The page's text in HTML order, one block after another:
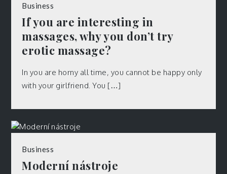
Business
If you are interesting in
massages, why you don’t try
erotic massage?
In you are horny all time, you cannot be happy only
with your girlfriend. You […]
Business
Moderní nástroje